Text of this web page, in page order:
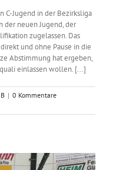
C-Jugend in der Bezirksliga
der neuen Jugend, der
zugelassen. Das
und ohne Pause in die
Abstimmung hat ergeben,
einlassen wollen. [...]
| 0 Kommentare